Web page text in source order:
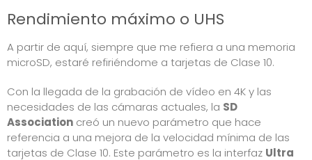
Rendimiento máximo o UHS
A partir de aquí, siempre que me refiera a una memoria
microSD, estaré refiriéndome a tarjetas de Clase 10.
Con la llegada de la grabación de vídeo en 4K y las
necesidades de las cámaras actuales, la SD
Association creó un nuevo parámetro que hace
referencia a una mejora de la velocidad mínima de las
tarjetas de Clase 10. Este parámetro es la interfaz Ultra